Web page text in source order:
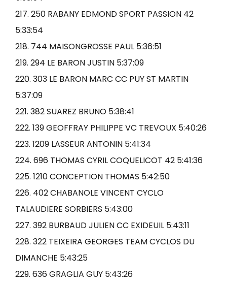
217. 250 RABANY EDMOND SPORT PASSION 42
5:33:54
218. 744 MAISONGROSSE PAUL 5:36:51
219. 294 LE BARON JUSTIN 5:37:09
220. 303 LE BARON MARC CC PUY ST MARTIN
5:37:09
221. 382 SUAREZ BRUNO 5:38:41
222. 139 GEOFFRAY PHILIPPE VC TREVOUX 5:40:26
223. 1209 LASSEUR ANTONIN 5:41:34
224. 696 THOMAS CYRIL COQUELICOT 42 5:41:36
225. 1210 CONCEPTION THOMAS 5:42:50
226. 402 CHABANOLE VINCENT CYCLO
TALAUDIERE SORBIERS 5:43:00
227. 392 BURBAUD JULIEN CC EXIDEUIL 5:43:11
228. 322 TEIXEIRA GEORGES TEAM CYCLOS DU
DIMANCHE 5:43:25
229. 636 GRAGLIA GUY 5:43:26